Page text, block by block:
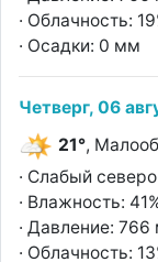
· Облачность:
· Осадки: 0 мм
Четверг, 06
21°,
· Слабый
· Влажность:
· Давление: 766
· Облачность: